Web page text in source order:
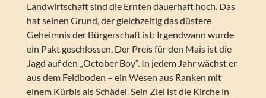
Landwirtschaft sind die Ernten dauerhaft hoch. Das
hat seinen Grund, der gleichzeitig das düstere
Geheimnis der Bürgerschaft ist: Irgendwann wurde
ein Pakt geschlossen. Der Preis für den Mais ist die
Jagd auf den „October Boy“. In jedem Jahr wächst er
aus dem Feldboden – ein Wesen aus Ranken mit
einem Kürbis als Schädel. Sein Ziel ist die Kirche in